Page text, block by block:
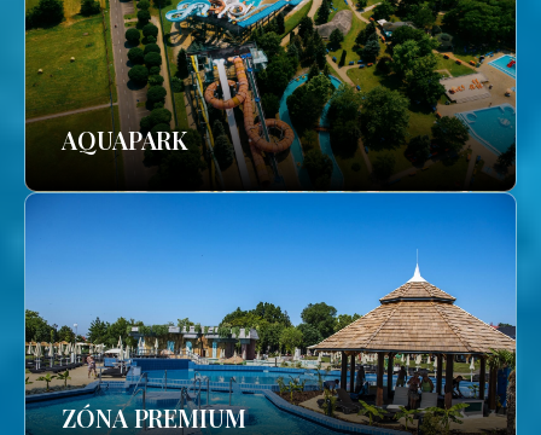
AQUAPARK
ZÓNA PREMIUM